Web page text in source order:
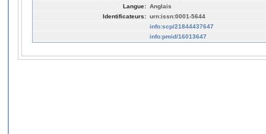
Langue: Anglais
Identificateurs: urn:issn:0001-5644
info:scp/21844437647
info:pmid/16013647